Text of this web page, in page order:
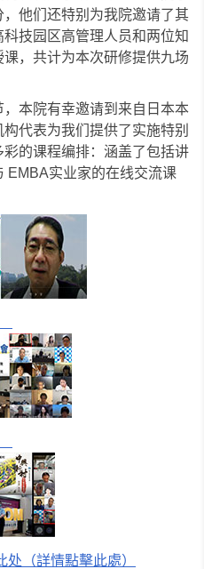
他们还特别为我院邀请了其
技园区高管理人员和两位知
，共计为本次研修提供九场
本院有幸邀请到来自日本本
代表为我们提供了实施特别
的课程编排：涵盖了包括讲
EMBA实业家的在线交流课
处（詳情點擊此處）